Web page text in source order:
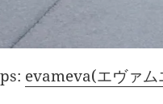
evameva(エヴァ